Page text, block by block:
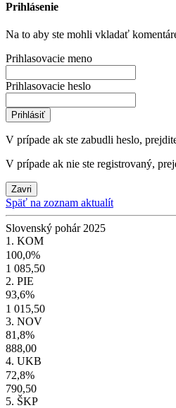
Prihlásenie
Na to aby ste mohli vkladať
Prihlasovacie meno
Prihlasovacie heslo
Prihlásiť
V prípade ak ste zabudli heslo,
V prípade ak nie ste registrovaný,
Zavri
Späť na zoznam aktualít
Slovenský pohár 2025
1. KOM
100,0%
1 085,50
2. PIE
93,6%
1 015,50
3. NOV
81,8%
888,00
4. UKB
72,8%
790,50
5. ŠKP